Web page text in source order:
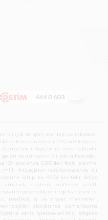
bir çok ile göre avantajlı ve rekabetçi
bölgelerinden biri olan Ostim Organize
ihtiyaçlarını üretmektedir.
ve dünyanın bir çok ülkesinden
139 işkolunda, 6.500’den fazla işletme,
milli ihtiyaçların karşılanmasında bir
sahip bir KOBİ kentidir. Bölge
amacıyla stratejik sektörler çeşitli
yeteneklerinin gelişmesini ve
medikal, iş ve inşaat makineleri,
alanlarında uzmanlaşma
sahip işletmelerimiz, bölgede